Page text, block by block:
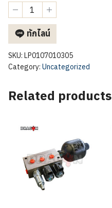
5JXLG
Complete
set
(assembly)
pin
machine
ทักไลน์
SKU: LP0107010305
Category: Uncategorized
Related products